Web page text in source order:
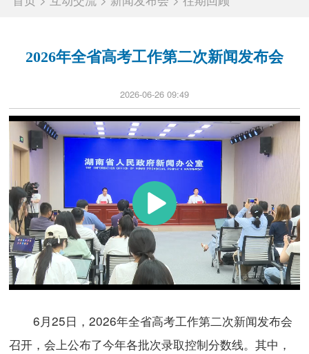
2026年全省高考工作第二次新闻发布会
2026-06-26 09:49
6月25日，2026年全省高考工作第二次新闻发布会
召开，会上公布了今年各批次录取控制分数线。其中，